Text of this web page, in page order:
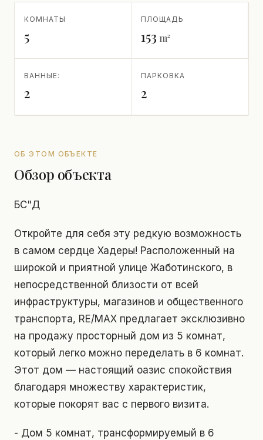
КОМНАТЫ
5
ПЛОЩАДЬ
153 m²
ВАННЫЕ:
2
ПАРКОВКА
2
ОБ ЭТОМ ОБЪЕКТЕ
Обзор объекта
БС"Д
Откройте для себя эту редкую возможность
в самом сердце Хадеры! Расположенный на
широкой и приятной улице Жаботинского, в
непосредственной близости от всей
инфраструктуры, магазинов и общественного
транспорта, RE/MAX предлагает эксклюзивно
на продажу просторный дом из 5 комнат,
который легко можно переделать в 6 комнат.
Этот дом — настоящий оазис спокойствия
благодаря множеству характеристик,
которые покорят вас с первого визита.
- Дом 5 комнат, трансформируемый в 6